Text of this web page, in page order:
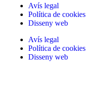
Avís legal
Política de cookies
Disseny web
Avís legal
Política de cookies
Disseny web